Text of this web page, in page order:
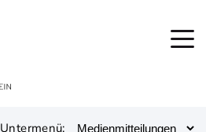
Untermenü: